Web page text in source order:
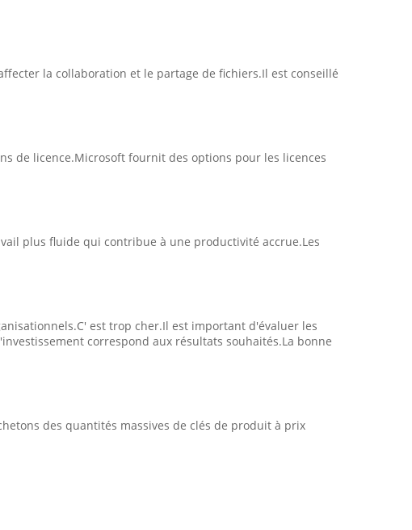
la collaboration et le partage de fichiers.Il est conseillé
de licence.Microsoft fournit des options pour les licences
plus fluide qui contribue à une productivité accrue.Les
est trop cher.Il est important d'évaluer les
correspond aux résultats souhaités.La bonne
des quantités massives de clés de produit à prix